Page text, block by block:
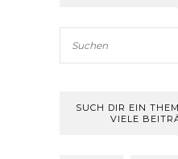
SUCH DIR EIN
VIELE